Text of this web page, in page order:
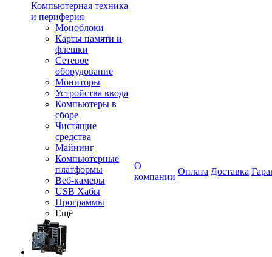
Компьютерная техника
и периферия
Моноблоки
Карты памяти и
флешки
Сетевое
оборудование
Мониторы
Устройства ввода
Компьютеры в
сборе
Чистящие
средства
Майнинг
Компьютерные
платформы
Веб-камеры
USB Хабы
Программы
Ещё
О
компании
Оплата Доставка